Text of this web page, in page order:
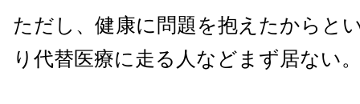
ただし、健康に問題を抱えたからと
り代替医療に走る人などまず居ない